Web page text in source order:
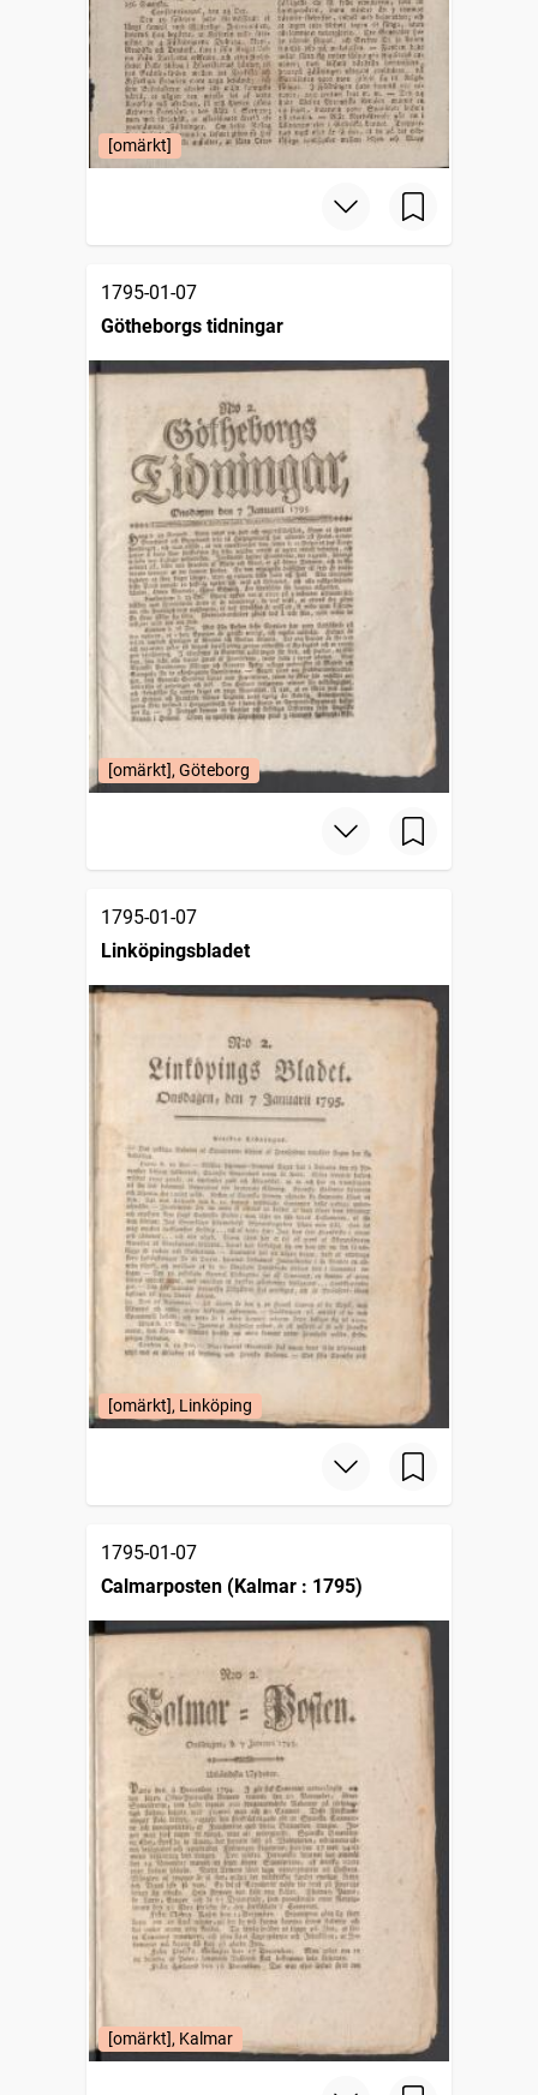
[omärkt]
1795-01-07
Götheborgs tidningar
[omärkt], Göteborg
1795-01-07
Linköpingsbladet
[omärkt], Linköping
1795-01-07
Calmarposten (Kalmar : 1795)
[omärkt], Kalmar